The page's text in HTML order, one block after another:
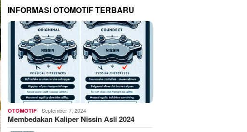
INFORMASI OTOMOTIF TERBARU
OTOMOTIF September 7, 2024
Membedakan Kaliper Nissin Asli 2024